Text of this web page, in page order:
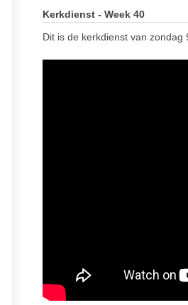
Kerkdienst - Week 40
Dit is de kerkdienst van zondag